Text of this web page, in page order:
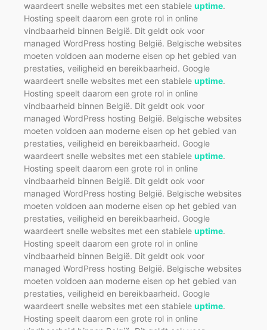
waardeert snelle websites met een stabiele uptime.
Hosting speelt daarom een grote rol in online
vindbaarheid binnen België. Dit geldt ook voor
managed WordPress hosting België. Belgische websites
moeten voldoen aan moderne eisen op het gebied van
prestaties, veiligheid en bereikbaarheid. Google
waardeert snelle websites met een stabiele uptime.
Hosting speelt daarom een grote rol in online
vindbaarheid binnen België. Dit geldt ook voor
managed WordPress hosting België. Belgische websites
moeten voldoen aan moderne eisen op het gebied van
prestaties, veiligheid en bereikbaarheid. Google
waardeert snelle websites met een stabiele uptime.
Hosting speelt daarom een grote rol in online
vindbaarheid binnen België. Dit geldt ook voor
managed WordPress hosting België. Belgische websites
moeten voldoen aan moderne eisen op het gebied van
prestaties, veiligheid en bereikbaarheid. Google
waardeert snelle websites met een stabiele uptime.
Hosting speelt daarom een grote rol in online
vindbaarheid binnen België. Dit geldt ook voor
managed WordPress hosting België. Belgische websites
moeten voldoen aan moderne eisen op het gebied van
prestaties, veiligheid en bereikbaarheid. Google
waardeert snelle websites met een stabiele uptime.
Hosting speelt daarom een grote rol in online